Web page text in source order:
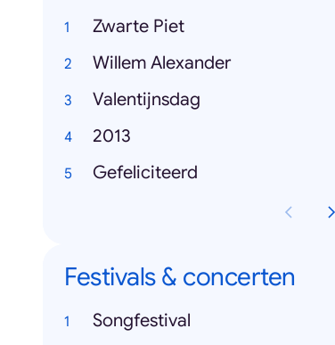
Zwarte Piet
Willem Alexander
Valentijnsdag
2013
Gefeliciteerd
Festivals & concerten
Songfestival